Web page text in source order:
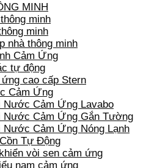
MINH
minh
minh
nhà thông minh
Cảm Ứng
tự động
cao cấp Stern
Cảm Ứng
Nước Cảm Ứng Lavabo
Nước Cảm Ứng Gắn Tường
Nước Cảm Ứng Nóng Lạnh
Tự Động
vòi sen cảm ứng
nam cảm ứng